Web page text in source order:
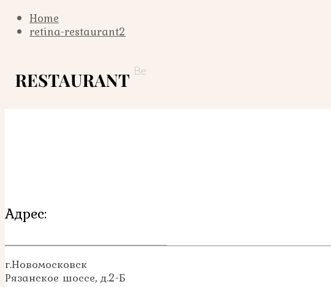
Home
retina-restaurant2
Адрес:
г.Новомосковск
Рязанское шоссе, д.2-Б